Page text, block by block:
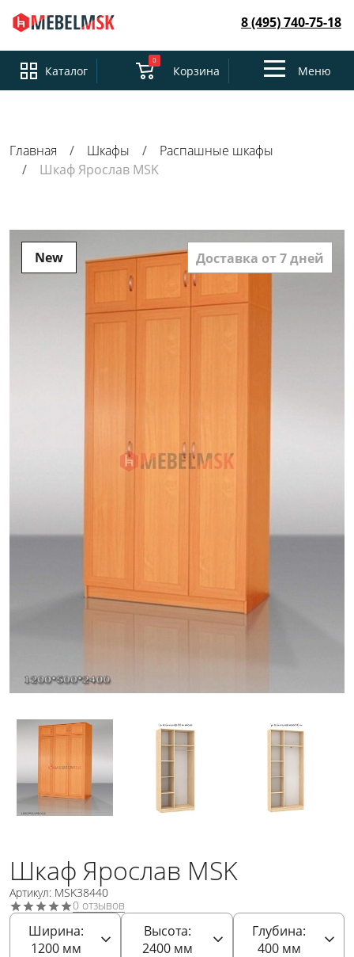
8 (495) 740-75-18
Каталог
0
Корзина
ToggleМеню
Главная Шкафы
Распашные шкафы
Шкаф Ярослав MSK
New Доставка от 7 дней
Шкаф Ярослав MSK
Артикул: MSK38440
0 отзывов
Ширина:
1200мм
Высота:
2400мм
Глубина:
400мм